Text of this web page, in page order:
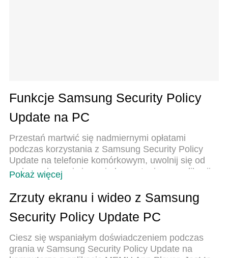
Funkcje Samsung Security Policy
Update na PC
Przestań martwić się nadmiernymi opłatami
podczas korzystania z Samsung Security Policy
Update na telefonie komórkowym, uwolnij się od
małego ekranu i ciesz się korzystaniem z aplikacji
na znacznie większym wyświetlaczu. Od teraz
korzystaj z aplikacji na pełnym ekranie za pomocą
klawiatury i myszy. MEmu oferuje wszystkie
zaskakujące funkcje, których się spodziewałeś:
sterowanie, koniec z ograniczeniami baterii, danych
mobilnych i niepokojących połączeń. Zupełnie nowy
Pokaż więcej
Zrzuty ekranu i wideo z Samsung
Security Policy Update PC
Ciesz się wspaniałym doświadczeniem podczas
grania w Samsung Security Policy Update na